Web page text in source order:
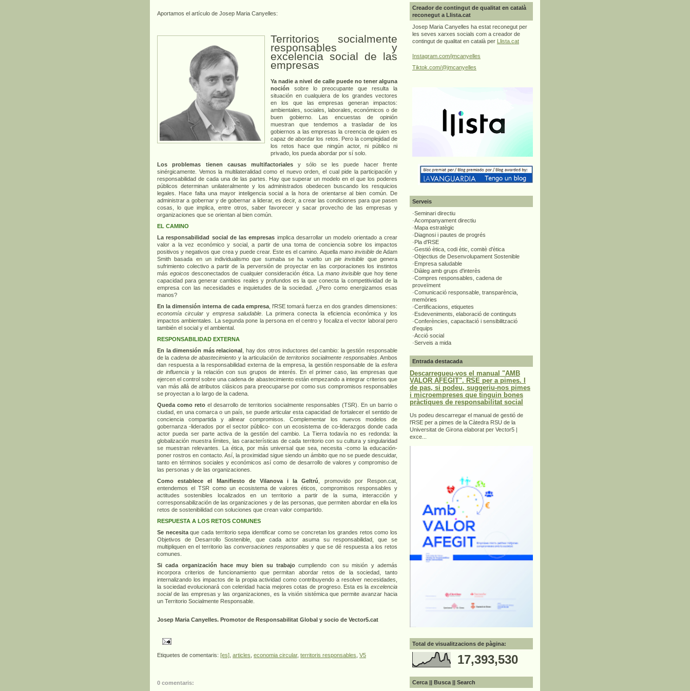
Aportamos el artículo de Josep Maria Canyelles:
Territorios socialmente
responsables y
excelencia social de las
empresas
Ya nadie a nivel de calle puede no tener alguna
noción sobre lo preocupante que resulta la
situación en cualquiera de los grandes vectores
en los que las empresas generan impactos:
ambientales, sociales, laborales, económicos o de
buen gobierno. Las encuestas de opinión
muestran que tendemos a trasladar de los
gobiernos a las empresas la creencia de quien es
capaz de abordar los retos. Pero la complejidad de
los retos hace que ningún actor, ni público ni
privado, los pueda abordar por sí solo.
Los problemas tienen causas multifactoriales y sólo se les puede hacer frente
sinérgicamente. Vemos la multilateralidad como el nuevo orden, el cual pide la participación y
responsabilidad de cada una de las partes. Hay que superar un modelo en el que los poderes
públicos determinan unilateralmente y los administrados obedecen buscando los resquicios
legales. Hace falta una mayor inteligencia social a la hora de orientarse al bien común. De
administrar a gobernar y de gobernar a liderar, es decir, a crear las condiciones para que pasen
cosas, lo que implica, entre otros, saber favorecer y sacar provecho de las empresas y
organizaciones que se orientan al bien común.
EL CAMINO
La responsabilidad social de las empresas implica desarrollar un modelo orientado a crear
valor a la vez económico y social, a partir de una toma de conciencia sobre los impactos
positivos y negativos que crea y puede crear. Este es el camino. Aquella mano invisiblede Adam
Smith basada en un individualismo que sumaba se ha vuelto unpie invisible que genera
sufrimiento colectivo a partir de la perversión de proyectar en las corporaciones los instintos
más egoicos desconectados de cualquier consideración ética. La mano invisible que hoy tiene
capacidad para generar cambios reales y profundos es la que conecta la competitividad de la
empresa con las necesidades e inquietudes de la sociedad. ¿Pero como energizamos esas
manos?
En la dimensión interna de cada empresa, l'RSE tomará fuerza en dos grandes dimensiones:
economía circular y empresa saludable . La primera conecta la eficiencia económica y los
impactos ambientales. La segunda pone la persona en el centro y focaliza el vector laboral pero
también el social y el ambiental.
RESPONSABILIDAD EXTERNA
En la dimensión más relacional
, hay dos otros inductores del cambio: la gestión responsable
de la cadena de abastecimiento y la articulación deterritorios socialmente responsables. Ambos
dan respuesta a la responsabilidad externa de la empresa, la gestión responsable de la esfera
de influenciay la relación con sus grupos de interés . En el primer caso, las empresas que
ejercen el control sobre una cadena de abastecimiento están empezando a integrar criterios que
van más allá de atributos clásicos para preocuparse por como sus compromisos responsables
se proyectan a lo largo de la cadena.
Queda como reto el desarrollo de territorios socialmente responsables (TSR). En un barrio o
ciudad, en una comarca o un país, se puede articular esta capacidad de fortalecer el sentido de
conciencia compartida y alinear compromisos. Complementar los nuevos modelos de
gobernanza -liderados por el sector público- con un ecosistema de co-liderazgos donde cada
actor pueda ser parte activa de la gestión del cambio. La Tierra todavía no es redonda: la
globalización muestra límites, las características de cada territorio con su cultura y singularidad
se muestran relevantes. La ética, por más universal que sea, necesita -como la educación-
poner rostros en contacto. Así, la proximidad sigue siendo un ámbito que no se puede descuidar,
tanto en términos sociales y económicos así como de desarrollo de valores y compromiso de
las personas y de las organizaciones.
Como establece el Manifiesto de Vilanova i la Geltrú
, promovido por Respon.cat,
entendemos el TSR como un ecosistema de valores éticos, compromisos responsables y
actitudes sostenibles localizados en un territorio a partir de la suma, interacción y
corresponsabilización de las organizaciones y de las personas, que permiten abordar en ella los
retos de sostenibilidad con soluciones que crean valor compartido.
RESPUESTA A LOS RETOS COMUNES
Se necesitaque cada territorio sepa identificar como se concretan los grandes retos como los
Objetivos de Desarrollo Sostenible, que cada actor asuma su responsabilidad, que se
multipliquen en el territorio las conversaciones responsables y que se dé respuesta a los retos
comunes.
Si cada organización hace muy bien su trabajo cumpliendo con su misión y además
incorpora criterios de funcionamiento que permitan abordar retos de la sociedad, tanto
internalizando los impactos de la propia actividad como contribuyendo a resolver necesidades,
la sociedad evolucionará con celeridad hacia mejores cotas de progreso. Esta es la excelencia
socialde las empresas y las organizaciones, es la visión sistémica que permite avanzar hacia
un Territorio Socialmente Responsable.
Josep Maria Canyelles. Promotor de Responsabilitat Global y socio de Vector5.cat
Etiquetes de comentaris: [es] articles economia circular, territoris responsables V5
0 comentaris:
Creador de contingut de qualitat en català
reconegut a Llista.cat
Josep Maria Canyelles ha estat reconegut per
les seves xarxes socials com a creador de
contingut de qualitat en català per
Llista.cat
Instagram.com/jmcanyelles
Tiktok.com/@jmcanyelles
Serveis
·Seminari directiu
·Acompanyament directiu
·Mapa estratègic
·Diagnosi i pautes de progrés
·Pla d'RSE
·Gestió ètica, codi ètic, comitè d'ètica
·Objectius de Desenvolupament Sostenible
·Empresa saludable
·Diàleg amb grups d'interès
·Compres responsables, cadena de
proveïment
·Comunicació responsable, transparència,
memòries
·Certificacions, etiquetes
·Esdeveniments, elaboració de continguts
·Conferències, capacitació i sensibilització
d'equips
·Acció social
·Serveis a mida
Entrada destacada
Descarregueu-vos el manual "AMB
VALOR AFEGIT". RSE per a pimes. I
de pas, si podeu, suggeriu-nos pimes
i microempreses que tinguin bones
pràctiques de responsabilitat social
Us podeu descarregar el manual de gestió de
l'RSE per a pimes de la Càtedra RSU de la
Universitat de Girona elaborat per Vector5 |
exce...
Total de visualitzacions de pàgina:
17,393,530
Cerca || Busca || Search